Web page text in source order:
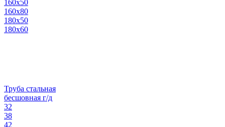
160х50
160х80
180х50
180х60
Труба стальная
бесшовная г/д
32
38
42